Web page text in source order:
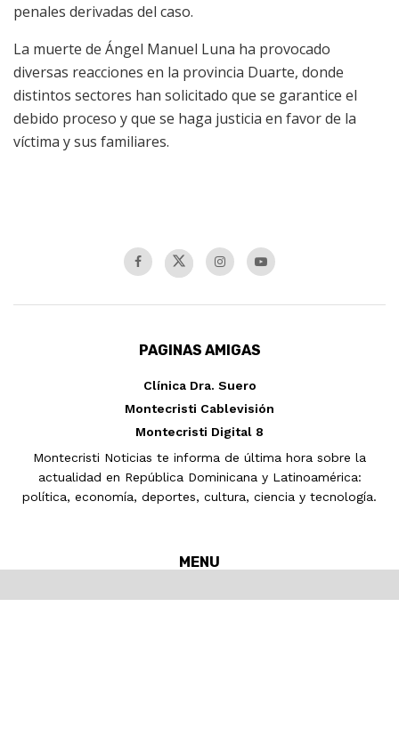
penales derivadas del caso.
La muerte de Ángel Manuel Luna ha provocado
diversas reacciones en la provincia Duarte, donde
distintos sectores han solicitado que se garantice el
debido proceso y que se haga justicia en favor de la
víctima y sus familiares.
PAGINAS AMIGAS
Clínica Dra. Suero
Montecristi Cablevisión
Montecristi Digital 8
Montecristi Noticias te informa de última hora sobre la
actualidad en República Dominicana y Latinoamérica:
política, economía, deportes, cultura, ciencia y tecnología.
MENU
Inicio